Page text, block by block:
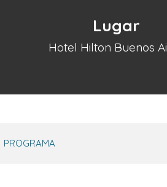
Lugar
Hotel Hilton Buenos
PROGRAMA